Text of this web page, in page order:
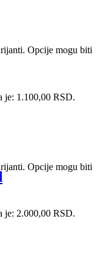
Opcije mogu biti
je: 1.100,00 RSD.
Opcije mogu biti
je: 2.000,00 RSD.